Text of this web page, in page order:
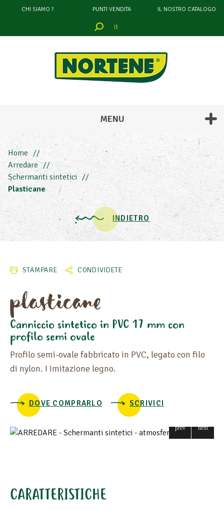
CHI SIAMO ? PUNTI VENDITA IL NOSTRO CATALOGO
it
MENU
Home
Arredare
Schermanti sintetici
Plasticane
INDIETRO
STAMPARE CONDIVIDETE
plasticane
Canniccio sintetico in PVC 17 mm con
profilo semi ovale
Profilo semi-ovale fabbricato in PVC, legato con filo
di nylon. I Imitazione legno.
DOVE COMPRARLO SCRIVICI
CARATTERISTICHE
filtrare
attraverso
ALTEZZA
LUNGHEZZA